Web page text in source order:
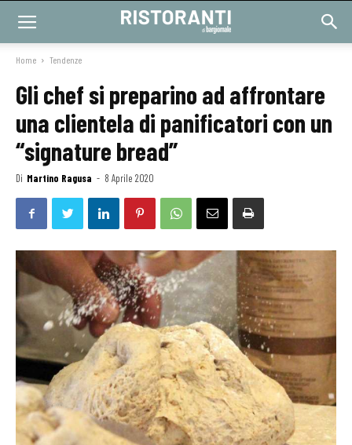
Home Tendenze
Gli chef si preparino ad affrontare
una clientela di panificatori con un
“signature bread”
Di Martino Ragusa - 8 Aprile 2020